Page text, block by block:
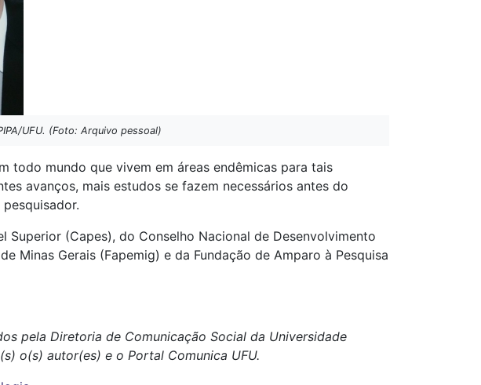
UFU. (Foto: Arquivo pessoal)
todo mundo que vivem em áreas endêmicas para tais
avanços, mais estudos se fazem necessários antes do
(Capes), do Conselho Nacional de Desenvolvimento
Minas Gerais (Fapemig) e da Fundação de Amparo à Pesquisa
pela Diretoria de Comunicação Social da Universidade
o(s) autor(es) e o Portal Comunica UFU.